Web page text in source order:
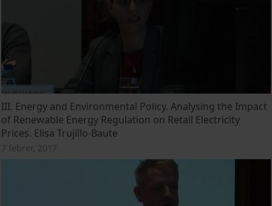
III. Energy and Environmental Policy. Analysing the Impact
of Renewable Energy Regulation on Retail Electricity
Prices. Elisa Trujillo-Baute
7 febrer, 2017